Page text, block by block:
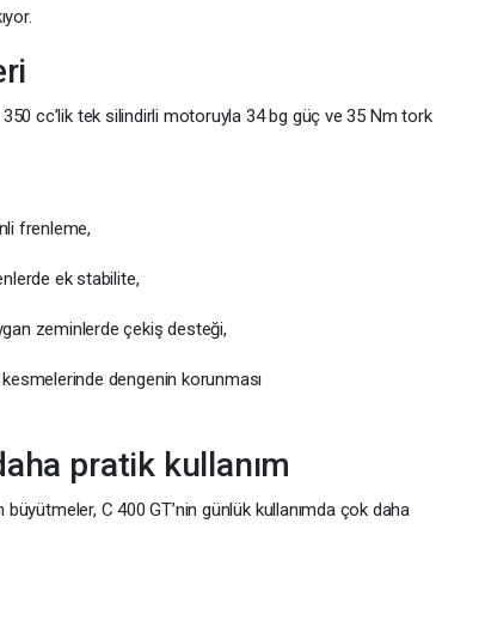
cc’lik tek silindirli motoruyla 34 bg güç ve 35 Nm tork
frenleme,
ek stabilite,
zeminlerde çekiş desteği,
dengenin korunması
pratik kullanım
C 400 GT’nin günlük kullanımda çok daha